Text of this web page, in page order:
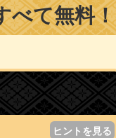
べて無料！
ヒントを見る